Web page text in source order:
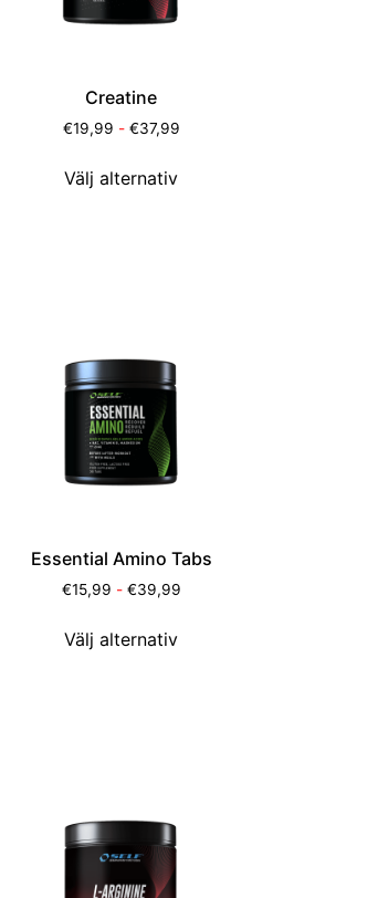
Creatine
€19,99 - €37,99
Välj alternativ
Essential Amino Tabs
€15,99 - €39,99
Välj alternativ